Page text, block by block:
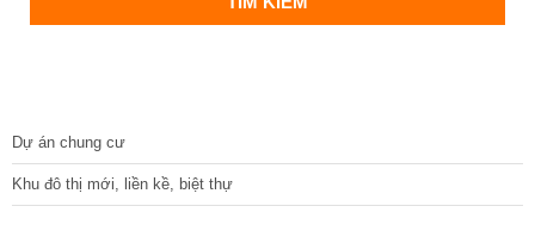
Dự án chung cư
Khu đô thị mới, liền kề, biệt thự